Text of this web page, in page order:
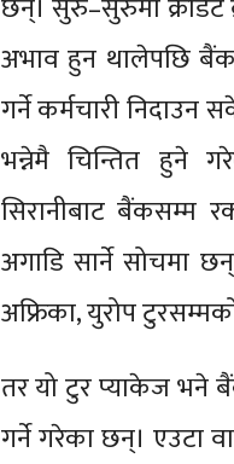
छन्। सुरु–सुरुमा क्रेडिट
अभाव हुन थालेपछि
गर्ने कर्मचारी
भन्नेमै चिन्तित हुने
सिरानीबाट बैंकसम्म
अगाडि सार्ने सोचमा
अफ्रिका, युरोप
तर यो टुर प्याकेज भने
गर्ने गरेका छन्। एउटा